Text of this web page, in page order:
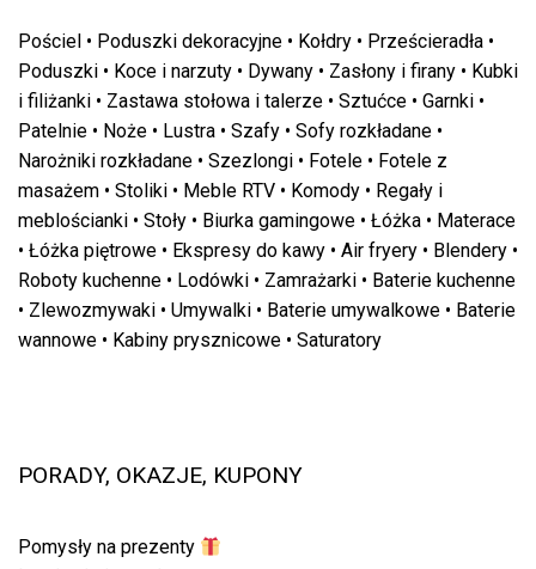
Pościel • Poduszki dekoracyjne • Kołdry • Prześcieradła •
Poduszki • Koce i narzuty • Dywany • Zasłony i firany • Kubki
i filiżanki • Zastawa stołowa i talerze • Sztućce • Garnki •
Patelnie • Noże • Lustra • Szafy • Sofy rozkładane •
Narożniki rozkładane • Szezlongi • Fotele • Fotele z
masażem • Stoliki • Meble RTV • Komody • Regały i
meblościanki • Stoły • Biurka gamingowe • Łóżka • Materace
• Łóżka piętrowe • Ekspresy do kawy • Air fryery • Blendery •
Roboty kuchenne • Lodówki • Zamrażarki • Baterie kuchenne
• Zlewozmywaki • Umywalki • Baterie umywalkowe • Baterie
wannowe • Kabiny prysznicowe • Saturatory
PORADY, OKAZJE, KUPONY
Pomysły na prezenty